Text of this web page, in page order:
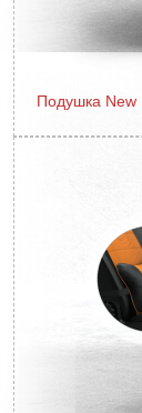
Подушка New